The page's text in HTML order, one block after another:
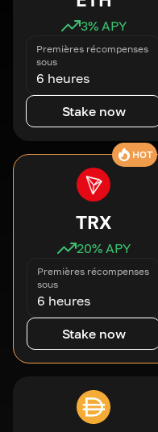
3% APY
Premières récompenses
sous
6 heures
Stake now
HOT
TRX
20% APY
Premières récompenses
sous
6 heures
Stake now